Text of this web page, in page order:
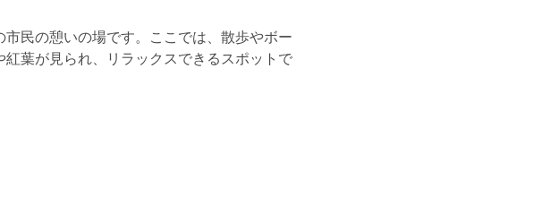
民の憩いの場です。ここでは、散歩やボー
葉が見られ、リラックスできるスポットで